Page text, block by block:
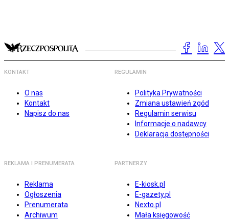
KONTAKT
O nas
Kontakt
Napisz do nas
REGULAMIN
Polityka Prywatności
Zmiana ustawień zgód
Regulamin serwisu
Informacje o nadawcy
Deklaracja dostępności
REKLAMA I PRENUMERATA
Reklama
Ogłoszenia
Prenumerata
Archiwum
PARTNERZY
E-kiosk.pl
E-gazety.pl
Nexto.pl
Mała księgowość